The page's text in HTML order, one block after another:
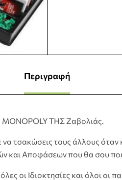
Περιγραφή
MONOPOLY ΤΗΣ Ζαβολιάς.
τσακώσεις τους άλλους
και Αποφάσεων που θα σου
οι Ιδιοκτησίες και όλοι οι